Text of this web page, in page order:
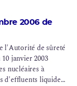
2006 de
l'Autorité de sûreté
janvier 2003
nucléaires à
d'effluents liquides